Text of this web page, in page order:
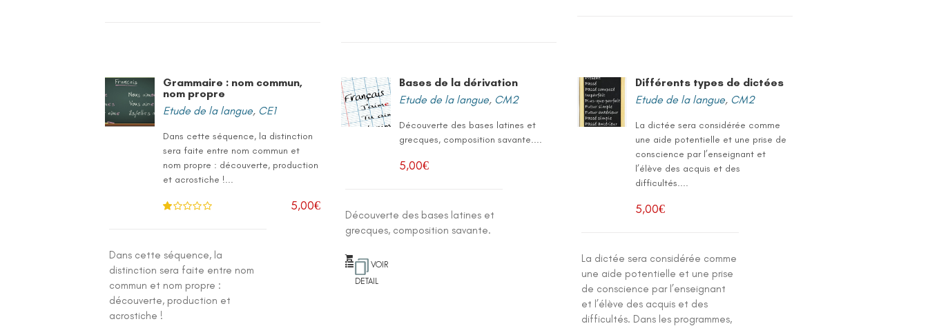
Grammaire : nom commun,
nom propre
Etude de la langue, CE1
Dans cette séquence, la distinction
sera faite entre nom commun et
nom propre : découverte, production
et acrostiche !...
0
su
5,00€
Dans cette séquence, la
distinction sera faite entre nom
commun et nom propre :
découverte, production et
acrostiche !
Bases de la dérivation
Etude de la langue, CM2
Découverte des bases latines et
grecques, composition savante....
5,00€
Découverte des bases latines et
grecques, composition savante.
VOIR
DETAIL
Différents types de dictées
Etude de la langue, CM2
La dictée sera considérée comme
une aide potentielle et une prise de
conscience par l’enseignant et
l’élève des acquis et des
difficultés....
5,00€
La dictée sera considérée comme
une aide potentielle et une prise
de conscience par l’enseignant
et l’élève des acquis et des
difficultés. Dans les programmes,